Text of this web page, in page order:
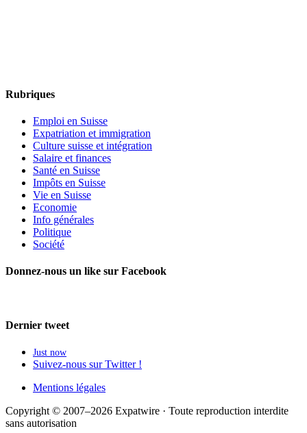
Rubriques
Emploi en Suisse
Expatriation et immigration
Culture suisse et intégration
Salaire et finances
Santé en Suisse
Impôts en Suisse
Vie en Suisse
Economie
Info générales
Politique
Société
Donnez-nous un like sur Facebook
Dernier tweet
Just now
Suivez-nous sur Twitter !
Mentions légales
Copyright © 2007–2026 Expatwire · Toute reproduction interdite
sans autorisation